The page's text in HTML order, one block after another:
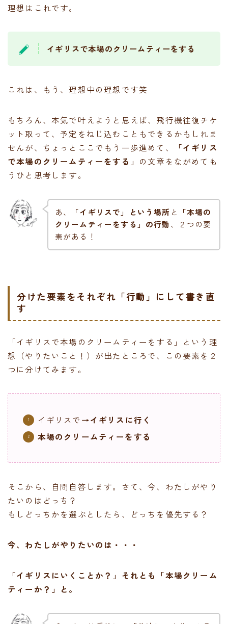
理想はこれです。
イギリスで本場のクリームティーをする
これは、もう、理想中の理想です笑
もちろん、本気で叶えようと思えば、飛行機往復チケ
ット取って、予定をねじ込むこともできるかもしれま
せんが、ちょっとここでもう一歩進めて、
「イギリス
で本場のクリームティーをする」 の文章をながめても
うひと思考します。
あ、 「イギリスで」という場所 と
「本場の
クリームティーをする」の行動 、２つの要
素がある！
分けた要素をそれぞれ「行動」にして書き直
す
「イギリスで本場のクリームティーをする」という理
想（やりたいこと！）が出たところで、この要素を２
つに分けてみます。
イギリスで →イギリスに行く
本場のクリームティーをする
そこから、自問自答します。さて、今、わたしがやり
たいのはどっち？
もしどっちかを選ぶとしたら、どっちを優先する？
今、わたしがやりたいのは・・・
「イギリスにいくことか？」それとも「本場クリーム
ティーか？」と。